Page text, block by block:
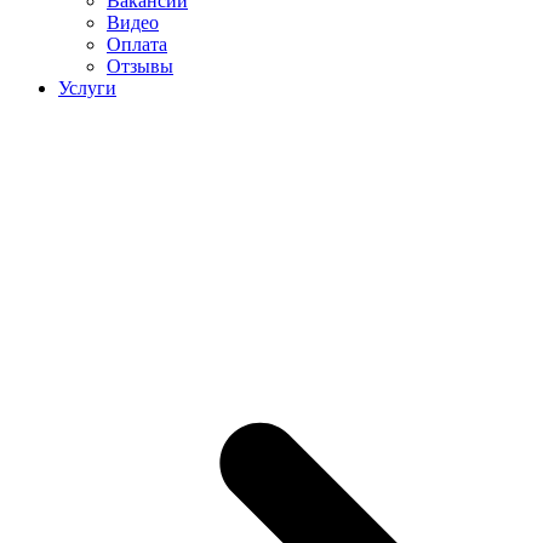
Видео
Оплата
Отзывы
Услуги